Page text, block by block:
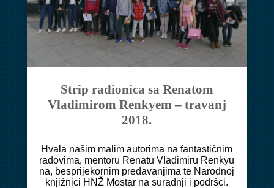
Strip radionica sa Renatom
Vladimirom Renkyem – travanj
2018.
Hvala našim malim autorima na fantastičnim
radovima, mentoru Renatu Vladimiru Renkyu
na, besprijekornim predavanjima te Narodnoj
knjižnici HNŽ Mostar na suradnji i podršci.